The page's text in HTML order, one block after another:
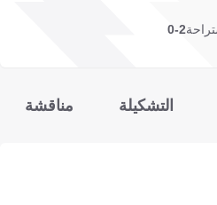
2-0
التشكيلة مناقشة